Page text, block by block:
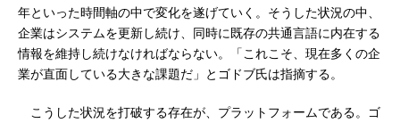
年といった時間軸の中で変化を遂げていく。そうした状況の中、
企業はシステムを更新し続け、同時に既存の共通言語に内在する
情報を維持し続けなければならない。「これこそ、現在多くの企
業が直面している大きな課題だ」とゴドブ氏は指摘する。
こうした状況を打破する存在が、プラットフォームである。ゴ